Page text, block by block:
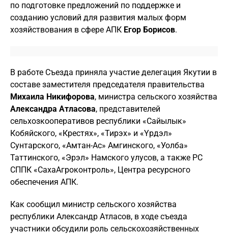
по подготовке предложений по поддержке и
созданию условий для развития малых форм
хозяйствования в сфере АПК Егор Борисов.
В работе Съезда приняла участие делегация Якутии в
составе заместителя председателя правительства
Михаила Никифорова, министра сельского хозяйства
Александра Атласова, представителей
сельхозкооперативов республики «Сайылык»
Кобяйского, «Крестях», «Тирэх» и «Үрдэл»
Сунтарского, «Амтан-Ас» Амгинского, «Уолба»
Таттинского, «Эрэл» Намского улусов, а также РС
СППК «СахаАгроконтроль», Центра ресурсного
обеспечения АПК.
Как сообщил министр сельского хозяйства
республики Александр Атласов, в ходе съезда
участники обсудили роль сельскохозяйственных